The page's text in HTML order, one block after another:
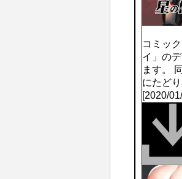
コミッ
イ」の
ます。
にたど
[2020/